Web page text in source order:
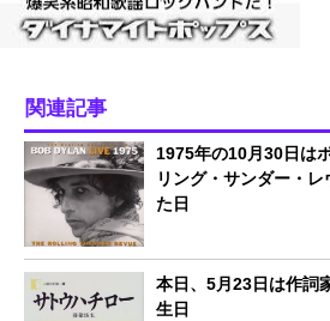
関連記事
1975年の10月30日は
リング・サンダー・
た日
本日、5月23日は作詞
生日